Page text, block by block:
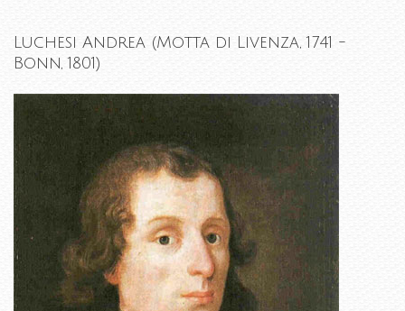
Luchesi Andrea (Motta di Livenza, 1741 -
Bonn, 1801)